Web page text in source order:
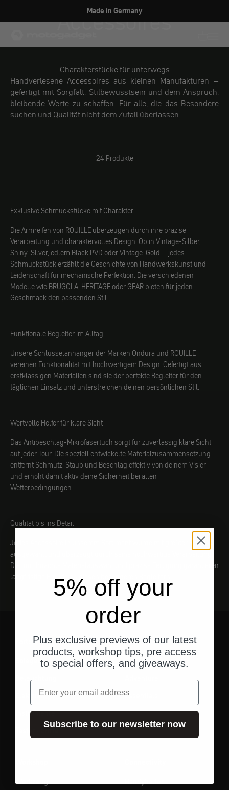
Made in Germany
Accessoires
Charakterstücke für unterwegs
Handverlesene Accessoires aus kleinen Manufakturen –
gefertigt mit Sorgfalt, Stilbewusstsein und dem Anspruch,
bleibende Werte zu schaffen. Für alle, die das Besondere
suchen und Qualität nicht dem Zufall überlassen.
24 Produkte
Exklusive Schmuckstücke mit Charakter
Die Armreifen von ROUILLE überzeugen durch ihre präzise
Verarbeitung und charaktervolles Design. Ob in Vintage-Silber,
Shiny-Silver, edlem Black PVD oder Vintage-Gold – jedes
Schmuckstück erzählt die Geschichte von Handwerkskunst und
Leidenschaft für mechanische Perfektion. Die verschiedenen
Modelle wie BRUGOLA, HERITAGE oder GEAR bieten für jeden
Geschmack den passenden Stil.
Funktionale Begleiter im Alltag
Unsere Schlüsselanhänger der Marken Ondura und ROUILLE
vereinen Funktionalität mit hochwertigem Design. Gefertigt aus
erstklassigen Materialien sind sie der perfekte Begleiter für den
täglichen Einsatz und unterstreichen deinen persönlichen Stil.
Wertvolle Helfer für klare Sicht
Das Antibeschlag-Mikrofasertuch sorgt für zuverlässig klare Sicht
auf jeder Tour. Die speziell entwickelte Materialzusammensetzung
entfernt Schmutz, Staub und Beschlag effektiv von deinem Visier
und erhöht damit aktiv deine Sicherheit bei allen
Wetterbedingungen.
Qualität bis ins Detail
Jedes Accessoire in unserem Sortiment wurde mit größter Sorgfalt
ausgewählt und überzeugt durch seine hochwertige Verarbeitung.
Die durchdachte Materialauswahl und präzise Fertigung garantieren
langfristige Freude an diesen besonderen Begleitern.
Beleuchtung
Elektrik
Instrumente
Taster / Griffe
Gear
Gepäck
Adventure
Essentials
Werkzeug
Handyhalter
5% off your
order
Plus exclusive previews of our latest
products, workshop tips, pre access
to special offers, and giveaways.
Email
Subscribe to our newsletter now